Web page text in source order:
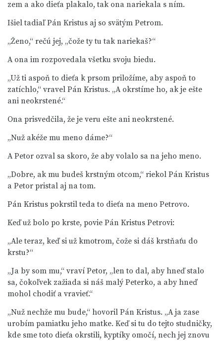
zem a ako dieťa plakalo, tak ona nariekala s ním.
Išiel tadiaľ Pán Kristus aj so svätým Petrom.
„Ženo,“ rečú jej, „čože ty tu tak nariekaš?“
A ona im rozpovedala všetku svoju biedu.
„Už ti aspoň to dieťa k prsom priložíme, aby aspoň to
zatíchlo,“ vravel Pán Kristus. „A okrstíme ho, ak je ešte
ani neokrstené.“
Ona prisvedčila, že je veru ešte ani neokrstené.
„Nuž akéže mu meno dáme?“
A Petor ozval sa skoro, že aby volalo sa na jeho meno.
„Dobre, ak mu budeš krstným otcom,“ riekol Pán Kristus
a Petor pristal aj na tom.
Pán Kristus pokrstil teda to dieťa na meno Petrovo.
Keď už bolo po krste, povie Pán Kristus Petrovi:
„Ale teraz, keď si už kmotrom, čože si dáš krstňaťu do
krstu?“
„Ja by som mu,“ vraví Petor, „len to dal, aby hneď stalo
sa, čokoľvek zažiada si náš malý Peterko, a aby hneď
mohol chodiť a vravieť.“
„Nuž nechže mu bude,“ hovoril Pán Kristus. „A ja zase
urobím pamiatku jeho matke. Keď si tu do tejto studničky,
kde sme toto dieťa okrstili, kyptíky omočí, nech jej znovu